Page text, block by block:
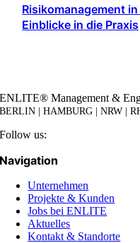
Risikomanagement
Einblicke in die Praxis
ENLITE® Management &
BERLIN | HAMBURG | NRW |
Follow us:
Navigation
Unternehmen
Projekte & Kunden
Jobs bei ENLITE
Aktuelles
Kontakt & Standorte